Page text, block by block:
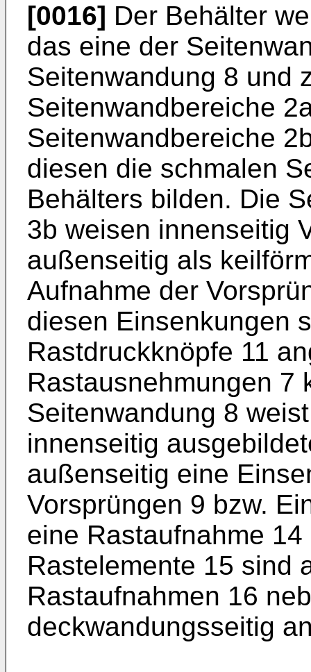
[0016] Der Behälter
das eine der
Seitenwandung 8 und
Seitenwandbereiche
Seitenwandbereiche
diesen die schmalen
Behälters bilden. Die
3b weisen innenseitig
außenseitig als
Aufnahme der
diesen Einsenkungen
Rastdruckknöpfe 11
Rastausnehmungen 7
Seitenwandung 8
innenseitig
außenseitig eine
Vorsprüngen 9 bzw.
eine Rastaufnahme
Rastelemente 15 sind
Rastaufnahmen 16
deckwandungsseitig